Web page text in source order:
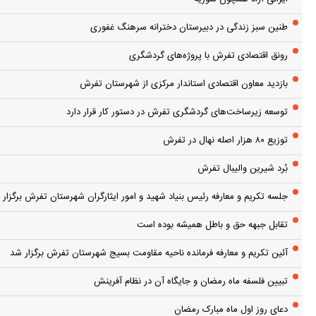
طنین سبز زندگی در دبیرستان دخترانه سرهنگ غفوری
رونق اقتصادی تفرش با پروژه‌های گردشگری
بازدید معاون اقتصادی استاندار مرکزی از شهرستان تفرش
توسعه زیرساخت‌های گردشگری تفرش در دستور کار قرار دارد
توزیع ۸۰ هزار اصله نهال در تفرش
بُرد شیرین والیبال تفرش
جلسه تکریم و معارفه رئیس بنیاد شهید و امور ایثارگران شهرستان تفرش
تقابل جبهه حق و باطل همیشه بوده است
آئین تکریم و معارفه فرمانده ناحیه مقاومت بسیج شهرستان تفرش برگزار شد
تبیین فلسفه ماه رمضان و جایگاه آن در نظام آفرینش
دعای روز اول ماه مبارک رمضان